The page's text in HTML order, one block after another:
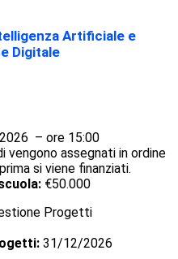
Artificiale e
Digitale
– ore 15:00
vengono assegnati in ordine
si viene finanziati.
€50.000
Progetti
31/12/2026